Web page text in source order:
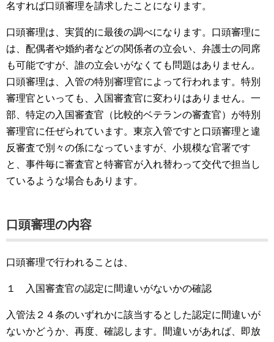
名すれば口頭審理を請求したことになります。
口頭審理は、実質的に最後の調べになります。口頭審理に
は、配偶者や婚約者などの関係者の立会い、弁護士の同席
も可能ですが、誰の立会いがなくても問題はありません。
口頭審理は、入管の特別審理官によって行われます。特別
審理官といっても、入国審査官に変わりはありません。一
部、特定の入国審査官（比較的ベテランの審査官）が特別
審理官に任ぜられています。東京入管ですと口頭審理と違
反審査で別々の係になっていますが、小規模な官署です
と、事件毎に審査官と特審官が入れ替わって交代で担当し
ているような場合もあります。
口頭審理の内容
口頭審理で行われることは、
１ 入国審査官の認定に間違いがないかの確認
入管法２４条のいずれかに該当するとした認定に間違いが
ないかどうか、再度、確認します。間違いがあれば、即放